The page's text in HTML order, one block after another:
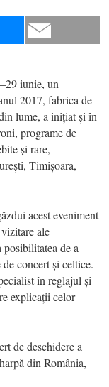
iunie, un
2017, fabrica de
lume, a inițiat și în
programe de
și rare,
Timișoara,
acest eveniment
ale
de a
concert și celtice.
în reglajul și
explicații celor
de deschidere a
din România,